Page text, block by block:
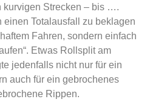
kurvigen Strecken – bis ….
Totalausfall zu beklagen
Fahren, sondern einfach
Etwas Rollsplit am
jedenfalls nicht nur für ein
auch für ein gebrochenes
Rippen.